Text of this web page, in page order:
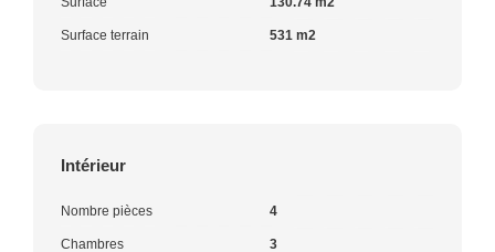
Surface terrain 531 m2
Intérieur
Nombre pièces 4
Chambres 3